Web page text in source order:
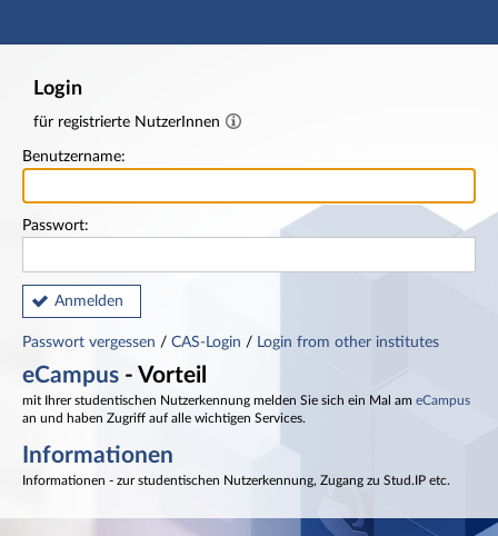
Hauptnavigation
Login
für registrierte NutzerInnen
Benutzername:
Passwort:
Anmelden
Passwort vergessen / CAS-Login / Login from other institutes
eCampus - Vorteil
mit Ihrer studentischen Nutzerkennung melden Sie sich ein Mal am eCampus
an und haben Zugriff auf alle wichtigen Services.
Informationen
Informationen - zur studentischen Nutzerkennung, Zugang zu Stud.IP etc.